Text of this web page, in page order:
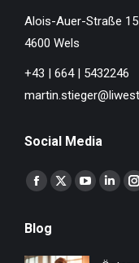
Alois-Auer-Straße 15
4600 Wels
+43 | 664 | 5432246
Social Media
Finden Sie uns auf:
Facebook
opens
in
X
in
YouTube
in
Blog